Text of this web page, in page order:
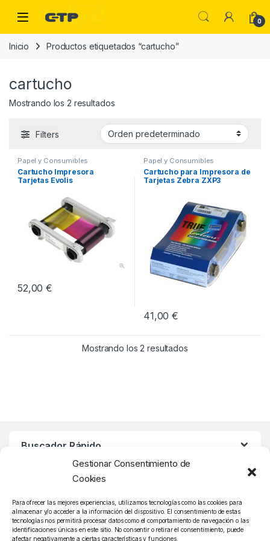
Gestionar Consentimiento de
Cookies
Para ofrecer las mejores experiencias, utilizamos tecnologías como las cookies para
almacenar y/o acceder a la información del dispositivo. El consentimiento de estas
tecnologías nos permitirá procesar datos como el comportamiento de navegación o las
identificaciones únicas en este sitio. No consentir o retirar el consentimiento, puede
afectar negativamente a ciertas características y funciones.
Saltar a la navegación
Saltar al contenido
Open 0
Inicio Productos etiquetados “cartucho”
cartucho
Mostrando los 2 resultados
Filters
Papel y Consumibles
Cartucho Impresora
Tarjetas Evolis
52,00€
Papel y Consumibles
Cartucho para Impresora de
Tarjetas Zebra ZXP3
41,00€
Mostrando los 2 resultados
Buscador Rápido
Atención Cliente